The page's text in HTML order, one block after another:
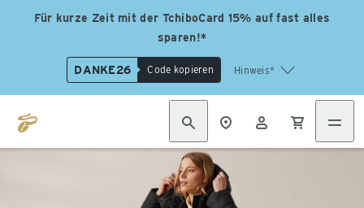
Für kurze Zeit mit der TchiboCard 15% auf fast alles
sparen!*
DANKE26 Code kopieren Hinweis*